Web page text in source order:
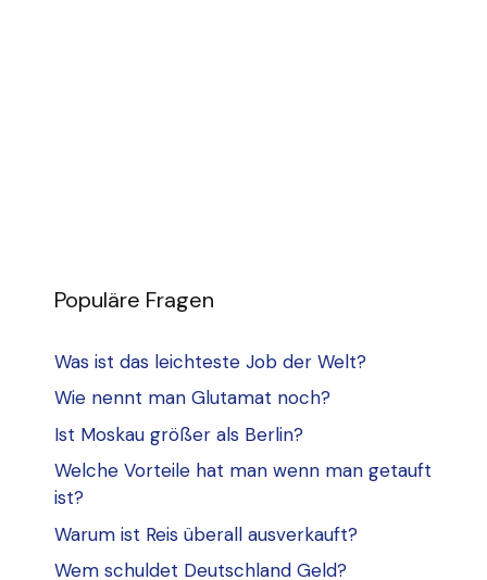
Populäre Fragen
Was ist das leichteste Job der Welt?
Wie nennt man Glutamat noch?
Ist Moskau größer als Berlin?
Welche Vorteile hat man wenn man getauft
ist?
Warum ist Reis überall ausverkauft?
Wem schuldet Deutschland Geld?